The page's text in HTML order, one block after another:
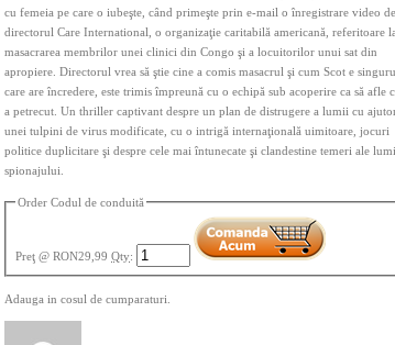
cu femeia pe care o iubeşte, când primeşte prin e-mail o înregistrare video
directorul Care International, o organizaţie caritabilă americană, referitoare la
masacrarea membrilor unei clinici din Congo şi a locuitorilor unui sat din
apropiere. Directorul vrea să ştie cine a comis masacrul şi cum Scot e
care are încredere, este trimis împreună cu o echipă sub acoperire ca să afle
a petrecut. Un thriller captivant despre un plan de distrugere a lumii cu
unei tulpini de virus modificate, cu o intrigă internaţională uimitoare, jocuri
politice duplicitare şi despre cele mai întunecate şi clandestine temeri ale
spionajului.
Order Codul de conduită
Preţ @ RON29,99 Qty:
Adauga in cosul de cumparaturi.